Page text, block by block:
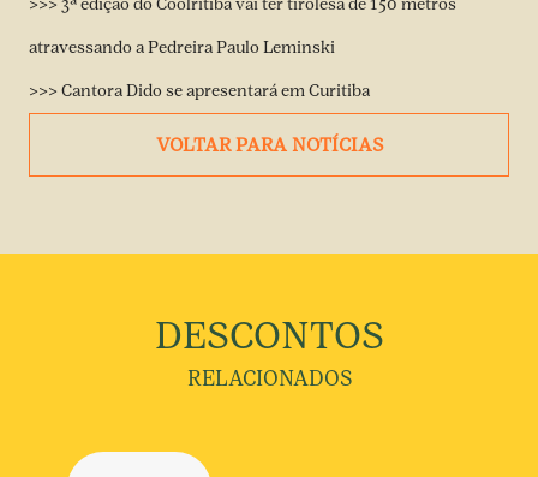
atravessando a Pedreira Paulo Leminski
>>> Cantora Dido se apresentará em Curitiba
VOLTAR PARA NOTÍCIAS
DESCONTOS
RELACIONADOS